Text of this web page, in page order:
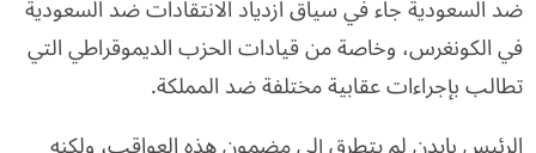
ضد السعودية جاء في سياق ازدياد الانتقادات ضد السعودية
في الكونغرس، وخاصة من قيادات الحزب الديموقراطي التي
تطالب بإجراءات عقابية مختلفة ضد المملكة.